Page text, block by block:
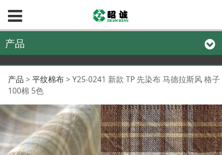
产品
Y25-0241 新款 TP 先染
布 马德拉斯风 格子 100
棉 5色
产品 > 平纹棉布> Y25-0241 新款 TP 先染布 马德拉斯风 格子
100棉 5色